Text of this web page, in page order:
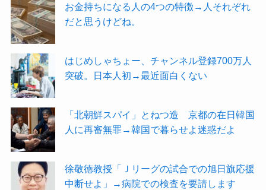
お金持ちになる人の4つの特徴→人それぞれ
だと思うけどね。
はじめしゃちょー、チャンネル登録700万人
突破。日本人初→最近面白くない
「北朝鮮スパイ」とねつ造 京都の在日韓国
人に再審無罪→韓国で暮らせよ迷惑だよ
徐敬徳教授「Ｊリーグの試合での旭日旗応援
中断せよ」→病院での検査を要請します